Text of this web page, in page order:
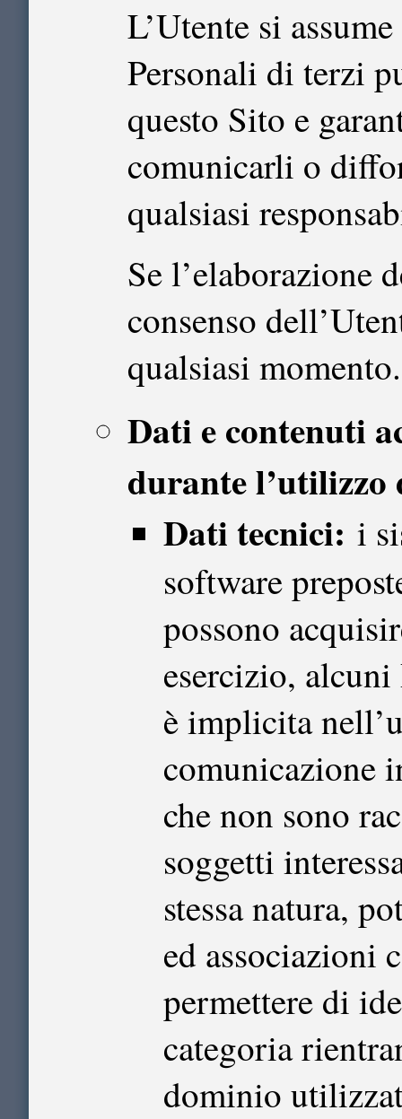
L’Utente si
Personali di terzi
questo Sito e
comunicarli o
qualsiasi
Se l’elaborazione
consenso
qualsiasi momento.
Dati e contenuti
durante l’utilizzo
Dati tecnici: i
software
possono
esercizio,
è implicita
comunicazione
che non sono
soggetti
stessa natura,
ed associazioni
permettere di
categoria
dominio